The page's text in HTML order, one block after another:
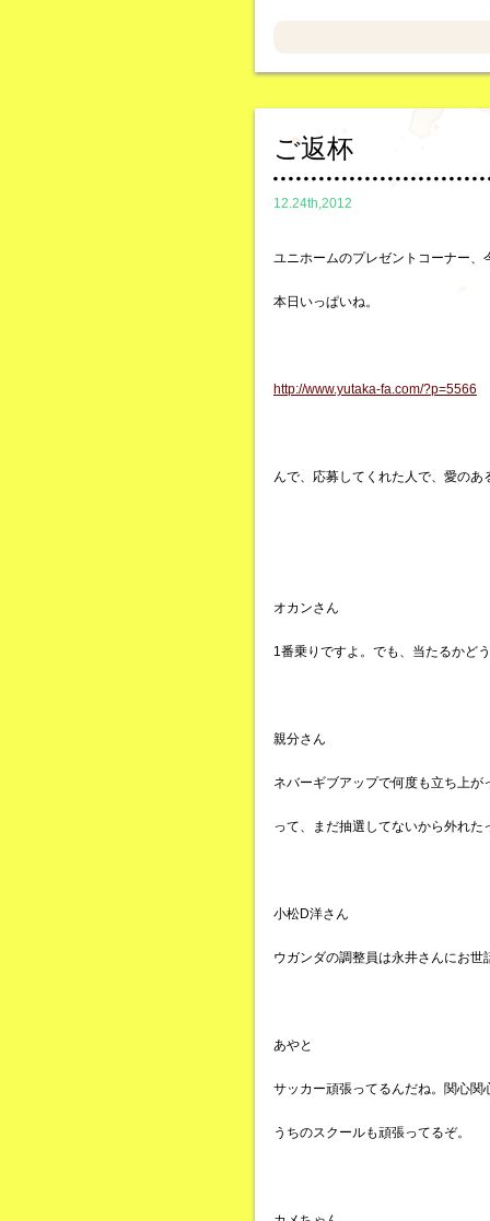
ご返杯
12.24th,2012
ユニホームのプレゼントコーナー、
本日いっぱいね。
http://www.yutaka-fa.com/?p=5566
んで、応募してくれた人で、愛の
オカンさん
1番乗りですよ。でも、当たるかど
親分さん
ネバーギブアップで何度も立ち上が
って、まだ抽選してないから外れ
小松D洋さん
ウガンダの調整員は永井さんにお世
あやと
サッカー頑張ってるんだね。関心関
うちのスクールも頑張ってるぞ。